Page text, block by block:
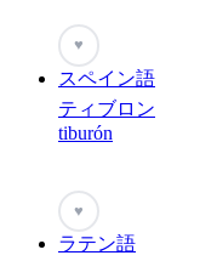
♥
スペイン語
ティブロン
tiburón
♥
ラテン語